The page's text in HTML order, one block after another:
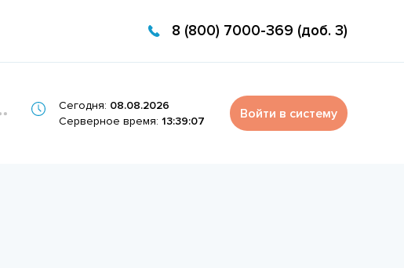
8 (800) 7000-369 (доб. 3)
Сегодня: 08.08.2026
Серверное время:13:39:07 Войти в систему